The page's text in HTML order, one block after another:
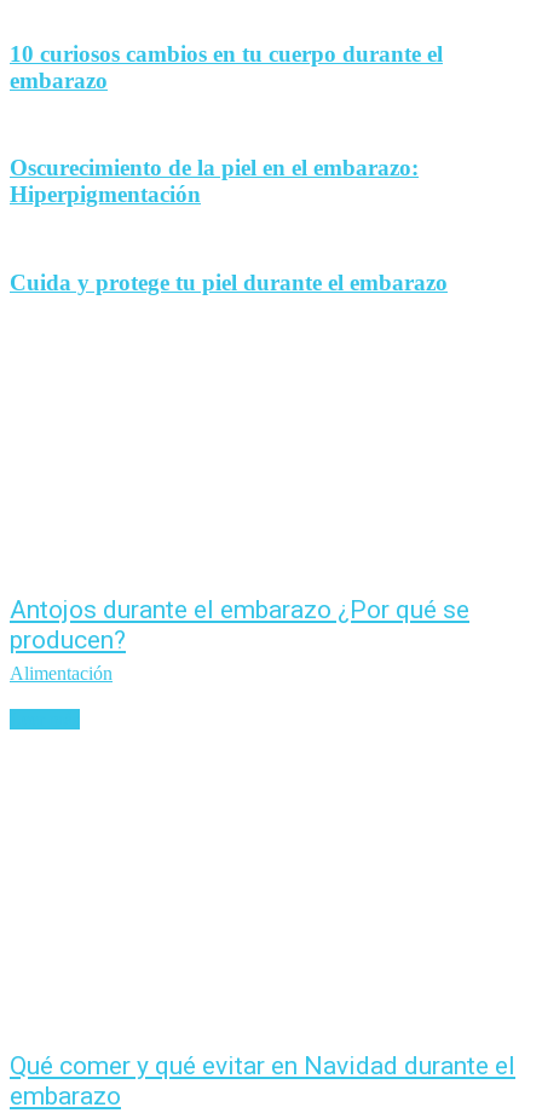
10 curiosos cambios en tu cuerpo durante el
embarazo
Oscurecimiento de la piel en el embarazo:
Hiperpigmentación
Cuida y protege tu piel durante el embarazo
Antojos durante el embarazo ¿Por qué se
producen?
Alimentación
Qué comer y qué evitar en Navidad durante el
embarazo